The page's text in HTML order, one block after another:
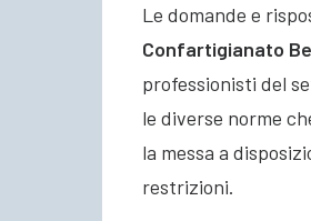
Le domande e
Confartigianato
professionisti del
le diverse norme
la messa a
restrizioni.